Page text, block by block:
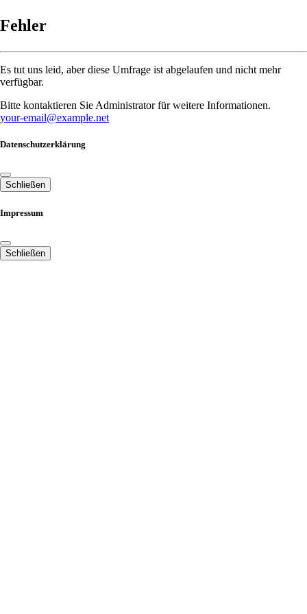
Fehler
Es tut uns leid, aber diese Umfrage ist abgelaufen und nicht mehr
verfügbar.
Bitte kontaktieren Sie Administrator für weitere Informationen.
your-email@example.net
Datenschutzerklärung
Schließen
Impressum
Schließen